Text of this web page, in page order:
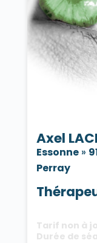
Axel
Essonne»
Perray
Tarif non à
Durée de